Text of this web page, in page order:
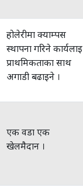
होलेरीमा क्याम्पस
स्थापना गरिने कार्यलाइ
प्राथमिकताका साथ
अगाडी बढाइने ।
एक वडा एक
खेलमैदान ।